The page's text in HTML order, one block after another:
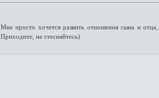
Мне просто хочется развить отношения сына и отца,
Приходите, не стесняйтесь)